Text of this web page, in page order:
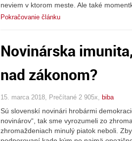
neviem v ktorom meste. Ale také
Pokračovanie článku
Novinárska
nad zákonom?
15. marca 2018, Prečítané 2 905x, biba
Sú slovenskí novinári hrobármi
novinárov“, tak sme vyrozumeli zo
zhromaždeniach minulý piatok neboli.